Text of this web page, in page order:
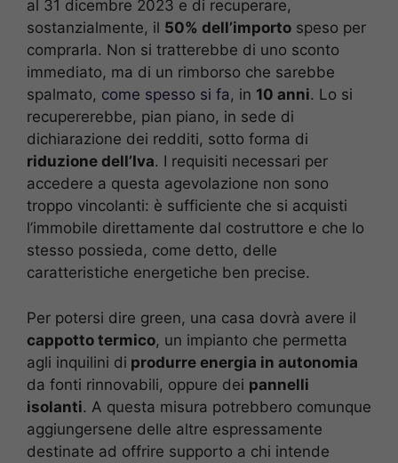
al 31 dicembre 2023 e di recuperare,
sostanzialmente, il 50% dell’importo speso per
comprarla. Non si tratterebbe di uno sconto
immediato, ma di un rimborso che sarebbe
spalmato, come spesso si fa, in 10 anni. Lo si
recupererebbe, pian piano, in sede di
dichiarazione dei redditi, sotto forma di
riduzione dell’Iva. I requisiti necessari per
accedere a questa agevolazione non sono
troppo vincolanti: è sufficiente che si acquisti
l’immobile direttamente dal costruttore e che lo
stesso possieda, come detto, delle
caratteristiche energetiche ben precise.
Per potersi dire green, una casa dovrà avere il
cappotto termico, un impianto che permetta
agli inquilini di produrre energia in autonomia
da fonti rinnovabili, oppure dei pannelli
isolanti. A questa misura potrebbero comunque
aggiungersene delle altre espressamente
destinate ad offrire supporto a chi intende